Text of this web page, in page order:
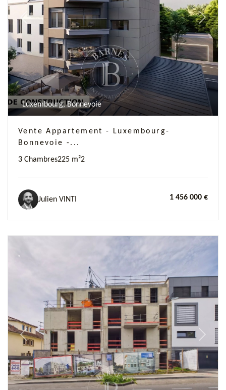
Previous Next
Luxembourg, Bonnevoie
Vente Appartement - Luxembourg-
Bonnevoie -...
3 Chambres225 m²2
Julien VINTI 1 456 000 €
Previous Next